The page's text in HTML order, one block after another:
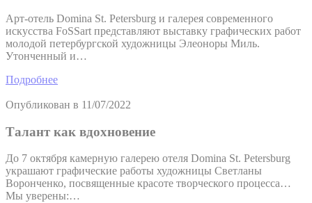
Арт-отель Domina St. Petersburg и галерея современного
искусства FoSSart представляют выставку графических работ
молодой петербургской художницы Элеоноры Миль.
Утонченный и…
Подробнее
Опубликован в 11/07/2022
Талант как вдохновение
До 7 октября камерную галерею отеля Domina St. Petersburg
украшают графические работы художницы Светланы
Воронченко, посвященные красоте творческого процесса…
Мы уверены:…